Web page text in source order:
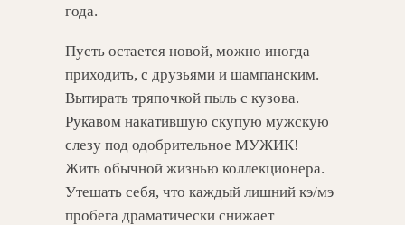
года.
Пусть остается новой, можно иногда
приходить, с друзьями и шампанским.
Вытирать тряпочкой пыль с кузова.
Рукавом накатившую скупую мужскую
слезу под одобрительное МУЖИК!
Жить обычной жизнью коллекционера.
Утешать себя, что каждый лишний кэ/мэ
пробега драматически снижает